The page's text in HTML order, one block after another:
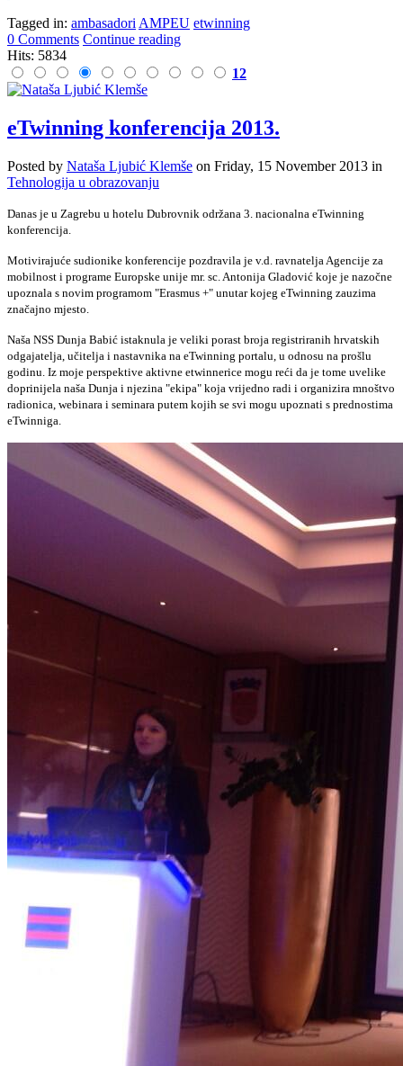
Tagged in: ambasadori AMPEU etwinning
0 Comments Continue reading
Hits: 5834
12
eTwinning konferencija 2013.
Posted by Nataša Ljubić Klemše on Friday, 15 November 2013 in
Tehnologija u obrazovanju
Danas je u Zagrebu u hotelu Dubrovnik održana 3. nacionalna eTwinning
konferencija.
Motivirajuće sudionike konferencije pozdravila je v.d. ravnatelja Agencije za
mobilnost i programe Europske unije mr. sc. Antonija Gladović koje je nazočne
upoznala s novim programom "Erasmus +" unutar kojeg eTwinning zauzima
značajno mjesto.
Naša NSS Dunja Babić istaknula je veliki porast broja registriranih hrvatskih
odgajatelja, učitelja i nastavnika na eTwinning portalu, u odnosu na prošlu
godinu. Iz moje perspektive aktivne etwinnerice mogu reći da je tome uvelike
doprinijela naša Dunja i njezina "ekipa" koja vrijedno radi i organizira mnoštvo
radionica, webinara i seminara putem kojih se svi mogu upoznati s prednostima
eTwinniga.